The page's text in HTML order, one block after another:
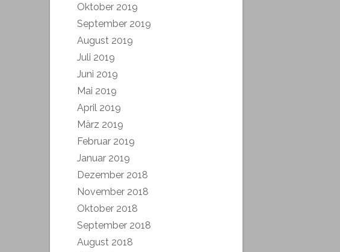
Oktober 2019
September 2019
August 2019
Juli 2019
Juni 2019
Mai 2019
April 2019
März 2019
Februar 2019
Januar 2019
Dezember 2018
November 2018
Oktober 2018
September 2018
August 2018